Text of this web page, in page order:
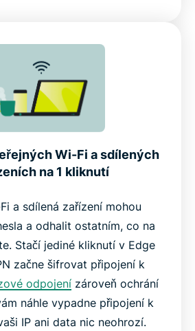
Wi-Fi a sdílených
na 1 kliknutí
a sdílená zařízení mohou
a odhalit ostatním, co na
Stačí jediné kliknutí v Edge
začne šifrovat připojení k
odpojení zároveň ochrání
náhle vypadne připojení k
IP ani data nic neohrozí.